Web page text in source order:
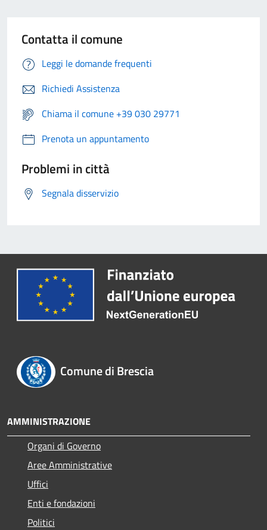
Contatta il comune
Leggi le domande frequenti
Richiedi Assistenza
Chiama il comune +39 030 29771
Prenota un appuntamento
Problemi in città
Segnala disservizio
Comune di Brescia
AMMINISTRAZIONE
Organi di Governo
Aree Amministrative
Uffici
Enti e fondazioni
Politici